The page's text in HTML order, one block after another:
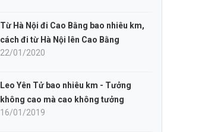
Từ Hà Nội đi Cao Bằng bao nhiêu km,
cách đi từ Hà Nội lên Cao Bằng
22/01/2020
Leo Yên Tử bao nhiêu km - Tưởng
không cao mà cao không tưởng
16/01/2019